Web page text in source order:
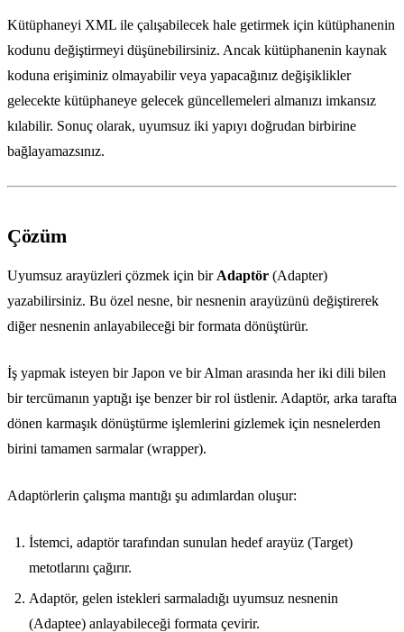
Kütüphaneyi XML ile çalışabilecek hale getirmek için kütüphanenin
kodunu değiştirmeyi düşünebilirsiniz. Ancak kütüphanenin kaynak
koduna erişiminiz olmayabilir veya yapacağınız değişiklikler
gelecekte kütüphaneye gelecek güncellemeleri almanızı imkansız
kılabilir. Sonuç olarak, uyumsuz iki yapıyı doğrudan birbirine
bağlayamazsınız.
Çözüm
Uyumsuz arayüzleri çözmek için bir Adaptör (Adapter)
yazabilirsiniz. Bu özel nesne, bir nesnenin arayüzünü değiştirerek
diğer nesnenin anlayabileceği bir formata dönüştürür.
İş yapmak isteyen bir Japon ve bir Alman arasında her iki dili bilen
bir tercümanın yaptığı işe benzer bir rol üstlenir. Adaptör, arka tarafta
dönen karmaşık dönüştürme işlemlerini gizlemek için nesnelerden
birini tamamen sarmalar (wrapper).
Adaptörlerin çalışma mantığı şu adımlardan oluşur:
İstemci, adaptör tarafından sunulan hedef arayüz (Target)
metotlarını çağırır.
Adaptör, gelen istekleri sarmaladığı uyumsuz nesnenin
(Adaptee) anlayabileceği formata çevirir.